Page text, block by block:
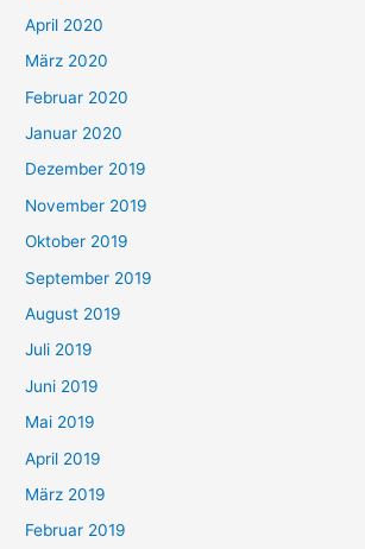
April 2020
März 2020
Februar 2020
Januar 2020
Dezember 2019
November 2019
Oktober 2019
September 2019
August 2019
Juli 2019
Juni 2019
Mai 2019
April 2019
März 2019
Februar 2019